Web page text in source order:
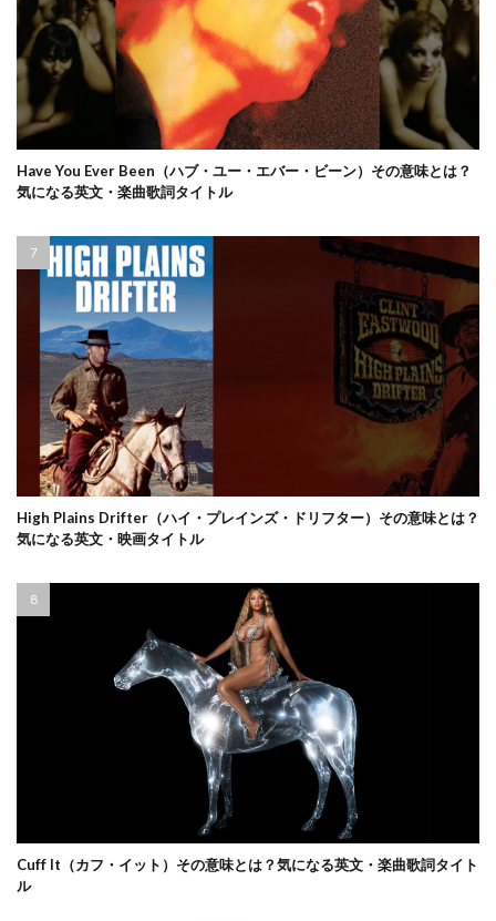
Have You Ever Been（ハブ・ユー・エバー・ビーン）その意味とは？
気になる英文・楽曲歌詞タイトル
High Plains Drifter（ハイ・プレインズ・ドリフター）その意味とは？
気になる英文・映画タイトル
Cuff It（カフ・イット）その意味とは？気になる英文・楽曲歌詞タイト
ル